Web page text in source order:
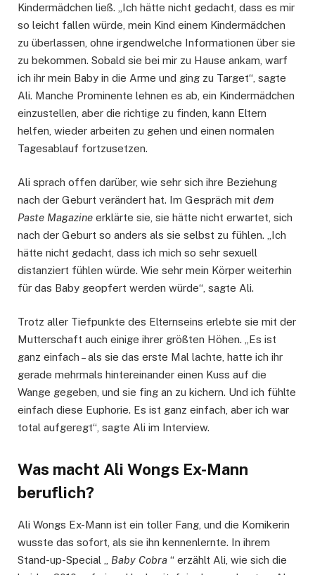
Kindermädchen ließ. „Ich hätte nicht gedacht, dass es mir
so leicht fallen würde, mein Kind einem Kindermädchen
zu überlassen, ohne irgendwelche Informationen über sie
zu bekommen. Sobald sie bei mir zu Hause ankam, warf
ich ihr mein Baby in die Arme und ging zu Target“, sagte
Ali. Manche Prominente lehnen es ab, ein Kindermädchen
einzustellen, aber die richtige zu finden, kann Eltern
helfen, wieder arbeiten zu gehen und einen normalen
Tagesablauf fortzusetzen.
Ali sprach offen darüber, wie sehr sich ihre Beziehung
nach der Geburt verändert hat. Im Gespräch mit dem
Paste Magazine erklärte sie, sie hätte nicht erwartet, sich
nach der Geburt so anders als sie selbst zu fühlen. „Ich
hätte nicht gedacht, dass ich mich so sehr sexuell
distanziert fühlen würde. Wie sehr mein Körper weiterhin
für das Baby geopfert werden würde“, sagte Ali.
Trotz aller Tiefpunkte des Elternseins erlebte sie mit der
Mutterschaft auch einige ihrer größten Höhen. „Es ist
ganz einfach – als sie das erste Mal lachte, hatte ich ihr
gerade mehrmals hintereinander einen Kuss auf die
Wange gegeben, und sie fing an zu kichern. Und ich fühlte
einfach diese Euphorie. Es ist ganz einfach, aber ich war
total aufgeregt“, sagte Ali im Interview.
Was macht Ali Wongs Ex-Mann
beruflich?
Ali Wongs Ex-Mann ist ein toller Fang, und die Komikerin
wusste das sofort, als sie ihn kennenlernte. In ihrem
Stand-up-Special „ Baby Cobra “ erzählt Ali, wie sich die